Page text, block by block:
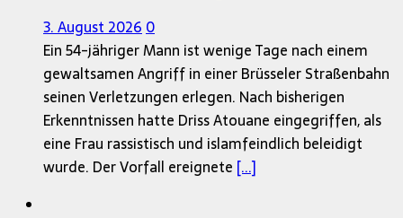
3. August 20260
Ein 54-jähriger Mann ist wenige Tage nach einem
gewaltsamen Angriff in einer Brüsseler Straßenbahn
seinen Verletzungen erlegen. Nach bisherigen
Erkenntnissen hatte Driss Atouane eingegriffen, als
eine Frau rassistisch und islamfeindlich beleidigt
wurde. Der Vorfall ereignete [...]